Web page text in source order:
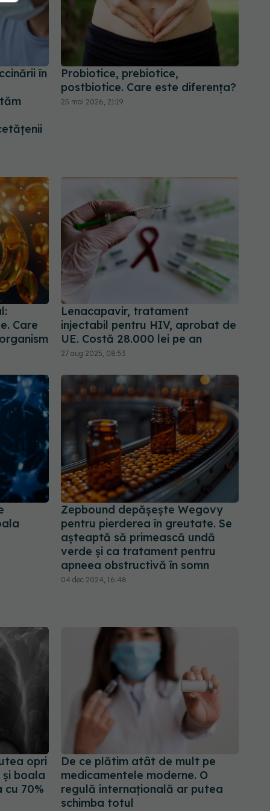
în
Probiotice, prebiotice,
postbiotice. Care este diferența?
25 mai 2026, 21:19
Care
Lenacapavir, tratament
injectabil pentru HIV, aprobat de
UE. Costă 28.000 lei pe an
27 aug 2025, 08:53
Zepbound depășește Wegovy
pentru pierderea în greutate. Se
așteaptă să primească undă
verde și ca tratament pentru
apneea obstructivă în somn
04 dec 2024, 16:48
opri
boala
cu 70%
De ce plătim atât de mult pe
medicamentele moderne. O
regulă internațională ar putea
schimba totul